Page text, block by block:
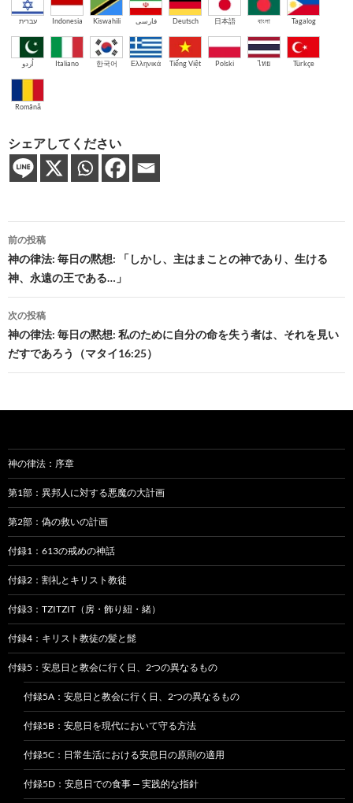
עברית Indonesia Kiswahili فارسی Deutsch 日本語 বাংলা Tagalog
اُردو Italiano 한국어 Ελληνικά Tiếng Việt Polski ไทย Türkçe
Română
シェアしてください
投
稿
ナ
ビ
ゲ
ー
ン
前の投稿
神の律法: 毎日の黙想: 「しかし、主はまことの神であり、生ける
神、永遠の王である…」
次の投稿
神の律法: 毎日の黙想: 私のために自分の命を失う者は、それを見い
だすであろう（マタイ16:25）
神の律法：序章
第1部：異邦人に対する悪魔の大計画
第2部：偽の救いの計画
付録1：613の戒めの神話
付録2：割礼とキリスト教徒
付録3：TZITZIT（房・飾り紐・緒）
付録4：キリスト教徒の髪と髭
付録5：安息日と教会に行く日、2つの異なるもの
付録5A：安息日と教会に行く日、2つの異なるもの
付録5B：安息日を現代において守る方法
付録5C：日常生活における安息日の原則の適用
付録5D：安息日での食事 — 実践的な指針